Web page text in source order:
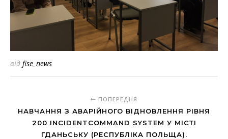
від fise_news
ПОПЕРЕДНЯ
НАВЧАННЯ З АВАРІЙНОГО ВІДНОВЛЕННЯ РІВНЯ
200 INCIDENTCOMMAND SYSTEM У МІСТІ
ГДАНЬСЬКУ (РЕСПУБЛІКА ПОЛЬЩА).